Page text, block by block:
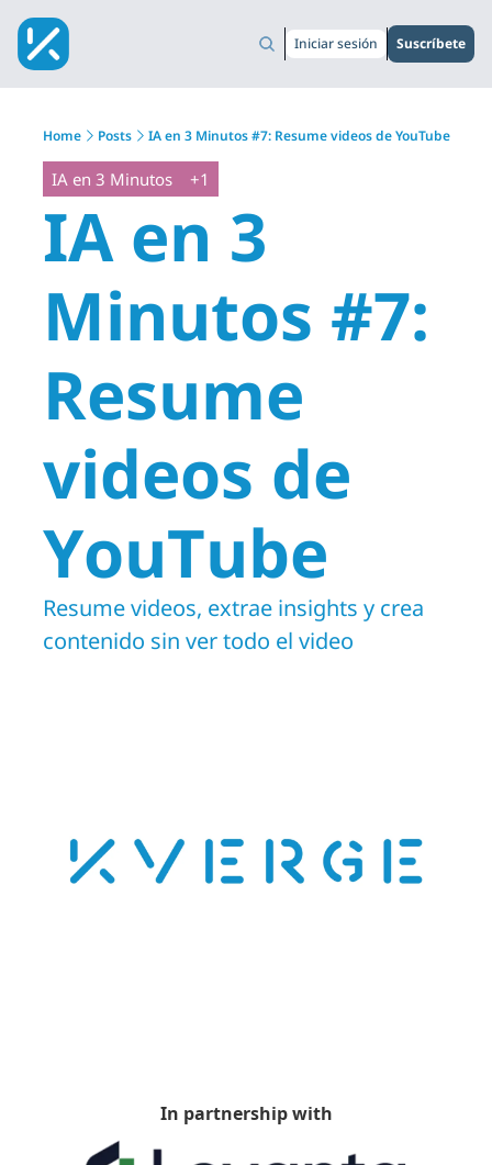
Iniciar sesión Suscríbete
Home Posts IA en 3 Minutos #7: Resume videos de YouTube
IA en 3 Minutos +1
IA en 3
Minutos #7:
Resume
videos de
YouTube
Resume videos, extrae insights y crea
contenido sin ver todo el video
In partnership with